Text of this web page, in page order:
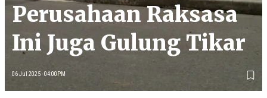
Perusahaan Raksasa
Ini Juga Gulung Tikar
06 Jul 2025 - 04:00PM